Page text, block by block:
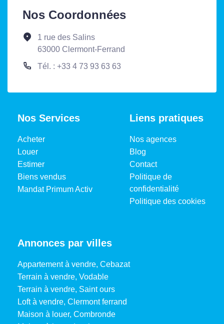
Nos Coordonnées
1 rue des Salins
63000 Clermont-Ferrand
Tél. : +33 4 73 93 63 63
Nos Services
Acheter
Louer
Estimer
Biens vendus
Mandat Primum Activ
Liens pratiques
Nos agences
Blog
Contact
Politique de
confidentialité
Politique des cookies
Annonces par villes
Appartement à vendre, Cebazat
Terrain à vendre, Vodable
Terrain à vendre, Saint ours
Loft à vendre, Clermont ferrand
Maison à louer, Combronde